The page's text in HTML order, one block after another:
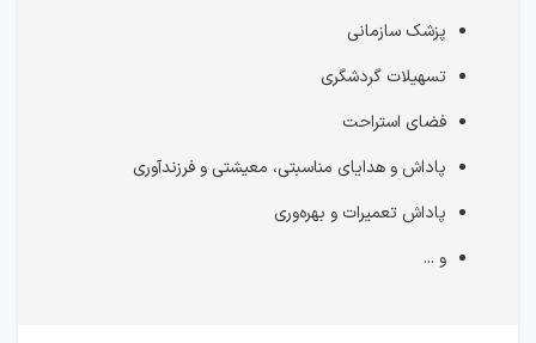
پزشک سازمانی
تسهیلات گردشگری
فضای استراحت
پاداش‌ و هدایای مناسبتی، معیشتی و فرزندآوری
پاداش تعمیرات و بهره‌وری
و ...